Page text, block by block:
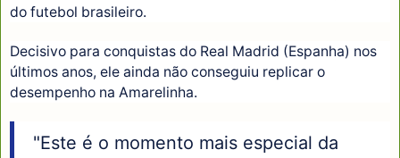
do futebol brasileiro.
Decisivo para conquistas do Real Madrid (Espanha) nos
últimos anos, ele ainda não conseguiu replicar o
desempenho na Amarelinha.
"Este é o momento mais especial da